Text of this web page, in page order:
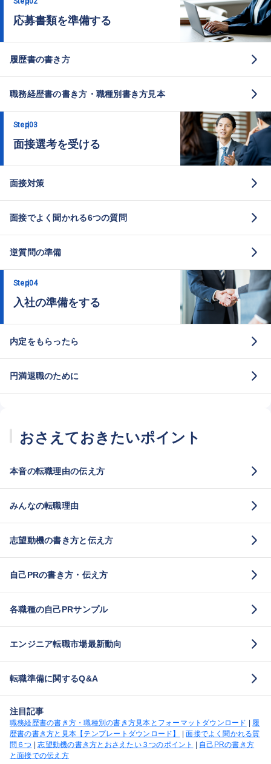
応募書類を準備する
履歴書の書き方
職務経歴書の書き方・職種別書き方見本
Step03
面接選考を受ける
面接対策
面接でよく聞かれる6つの質問
逆質問の準備
Step04
入社の準備をする
内定をもらったら
円満退職のために
おさえておきたいポイント
本音の転職理由の伝え方
みんなの転職理由
志望動機の書き方と伝え方
自己PRの書き方・伝え方
各職種の自己PRサンプル
エンジニア転職市場最新動向
転職準備に関するQ&A
注目記事
職務経歴書の書き方・職種別の書き方見本とフォーマットダウンロード
履
歴書の書き方と見本【テンプレートダウンロード】
|面接でよく聞かれる質
問６つ
|志望動機の書き方とおさえたい３つのポイント
自己PRの書き方
と面接での伝え方